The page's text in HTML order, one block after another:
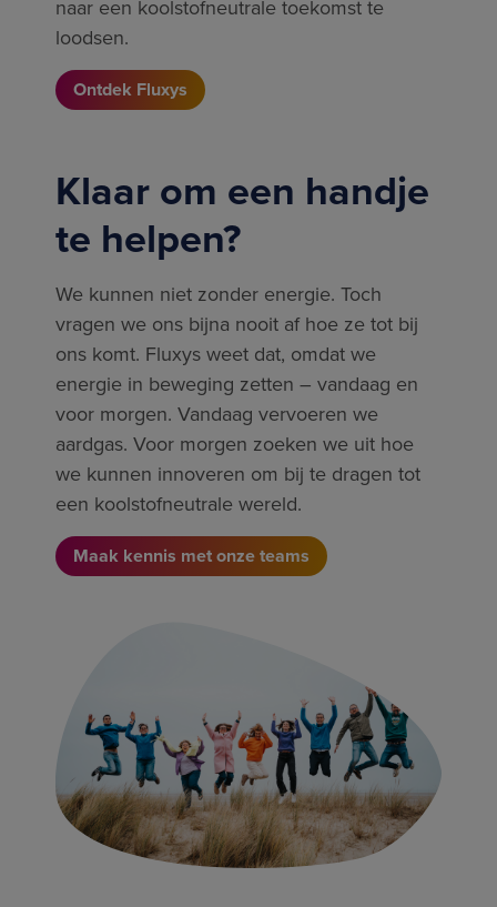
naar een koolstofneutrale toekomst te
loodsen.
Ontdek Fluxys
Klaar om een handje
te helpen?
We kunnen niet zonder energie. Toch
vragen we ons bijna nooit af hoe ze tot bij
ons komt. Fluxys weet dat, omdat we
energie in beweging zetten – vandaag en
voor morgen. Vandaag vervoeren we
aardgas. Voor morgen zoeken we uit hoe
we kunnen innoveren om bij te dragen tot
een koolstofneutrale wereld.
Maak kennis met onze teams